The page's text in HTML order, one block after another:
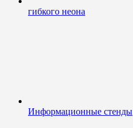
гибкого неона
Информационные стенды